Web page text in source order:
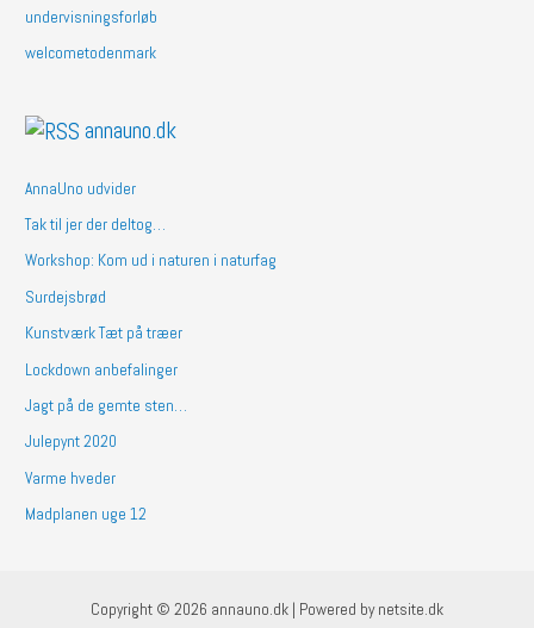
undervisningsforløb
welcometodenmark
annauno.dk
AnnaUno udvider
Tak til jer der deltog…
Workshop: Kom ud i naturen i naturfag
Surdejsbrød
Kunstværk Tæt på træer
Lockdown anbefalinger
Jagt på de gemte sten…
Julepynt 2020
Varme hveder
Madplanen uge 12
Copyright © 2026 annauno.dk | Powered by netsite.dk